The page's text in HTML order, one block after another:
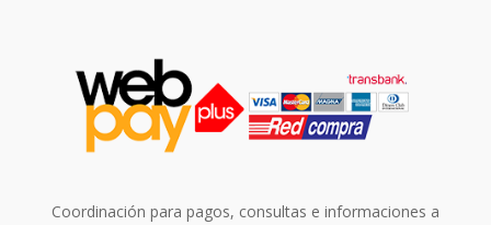
Coordinación para pagos, consultas e informaciones a